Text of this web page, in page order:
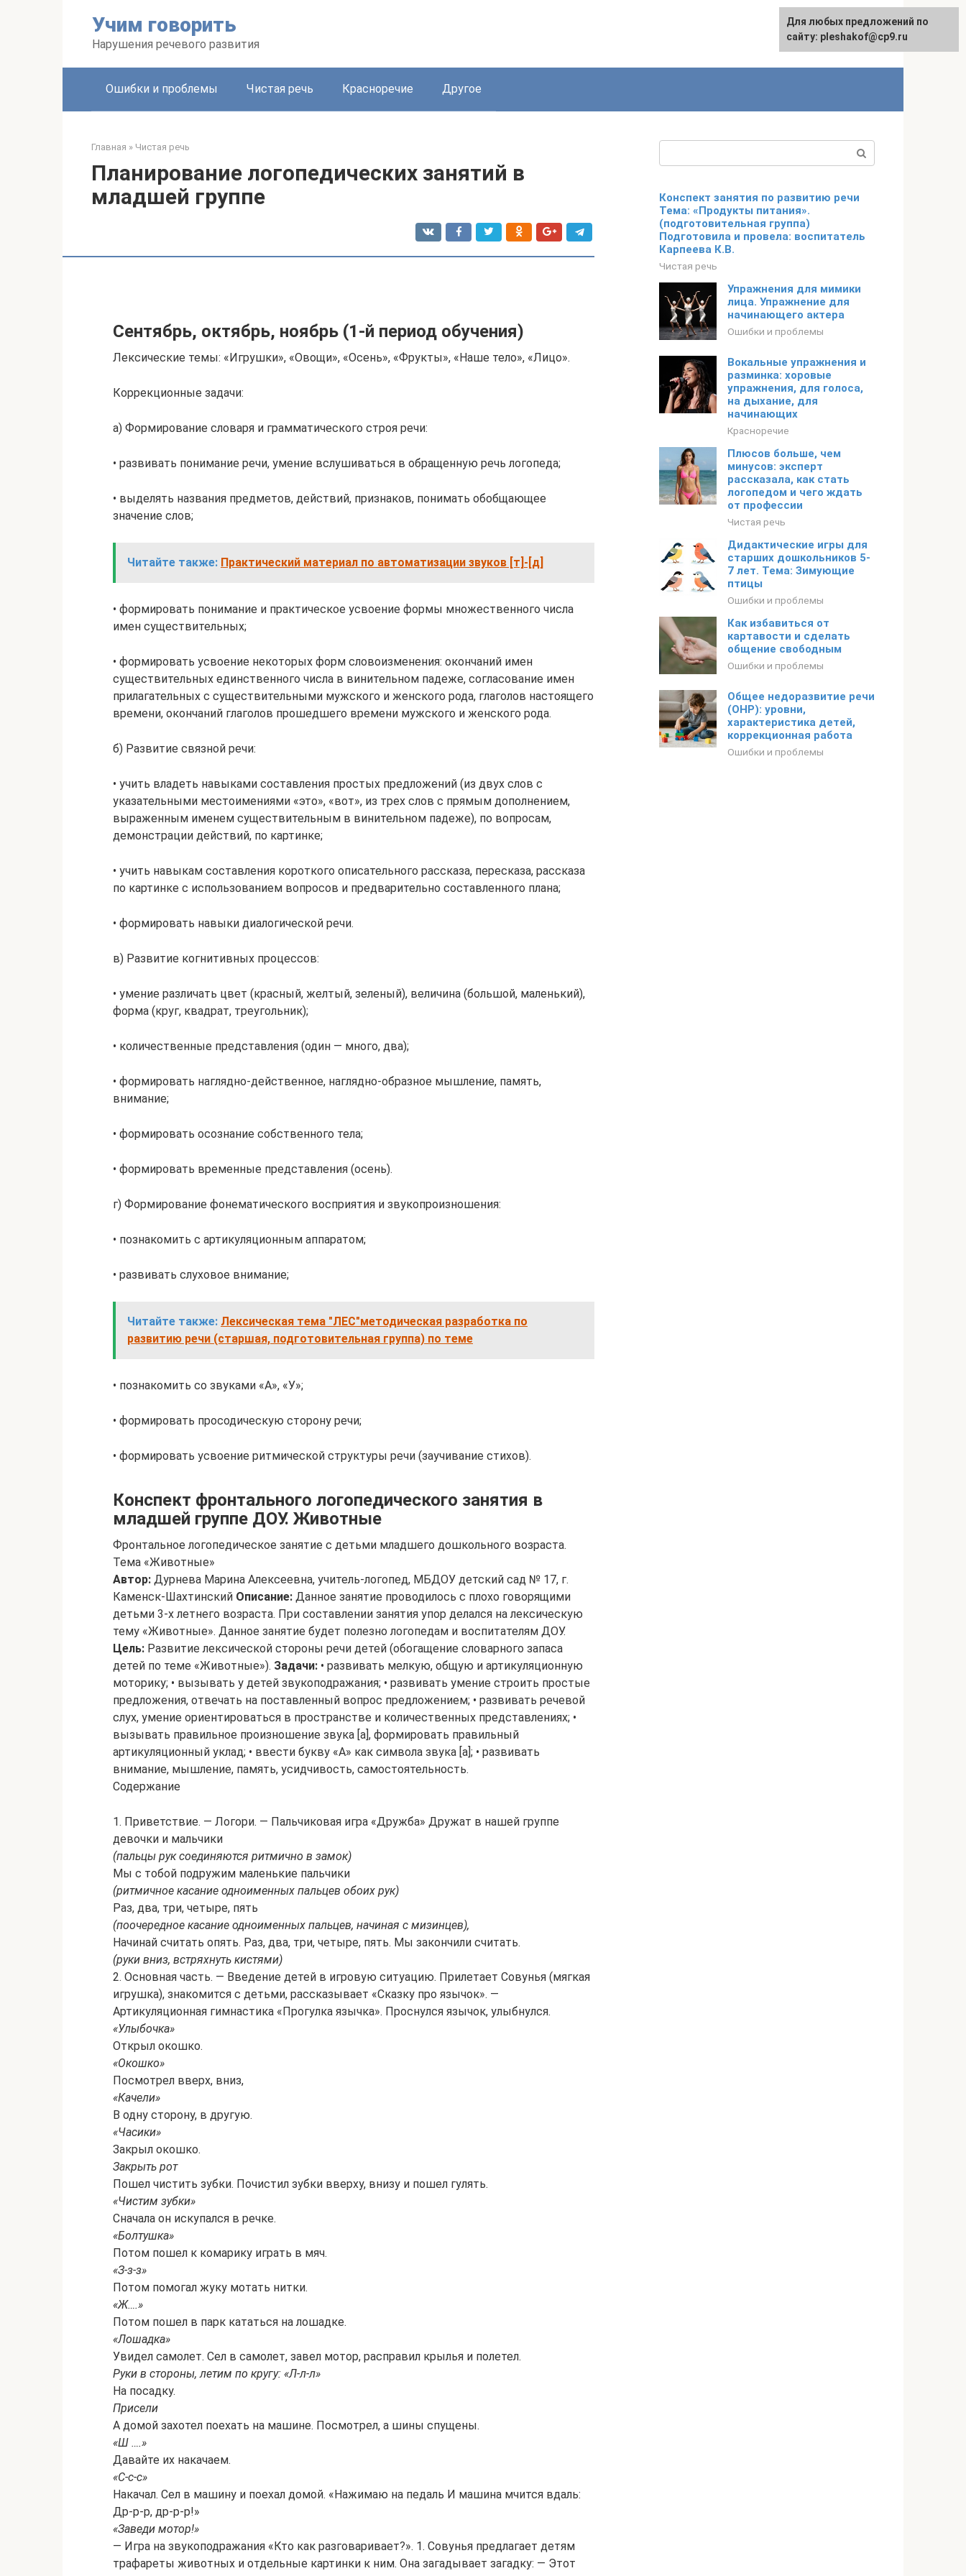
Учим говорить
Нарушения речевого развития
Ошибки и проблемы Чистая речь Красноречие Другое
Главная » Чистая речь
Планирование логопедических занятий в
младшей группе
Сентябрь, октябрь, ноябрь (1-й период обучения)
Лексические темы: «Игрушки», «Овощи», «Осень», «Фрукты», «Наше тело», «Лицо».
Коррекционные задачи:
а) Формирование словаря и грамматического строя речи:
• развивать понимание речи, умение вслушиваться в обращен­ную речь логопеда;
• выделять названия предметов, действий, признаков, пони­мать обобщающее
значение слов;
Читайте также: Практический материал по автоматизации звуков [т]-[д]
• формировать понимание и практическое усвоение формы множественного числа
имен существительных;
• формировать усвоение некоторых форм словоизменения: окончаний имен
существительных единственного числа в винительном падеже, согласование имен
прилагательных с существительными мужского и женского рода, глаголов настоящего
времени, окончаний глаголов прошедшего вре­мени мужского и женского рода.
б) Развитие связной речи:
• учить владеть навыками составления простых предложений (из двух слов с
указательными местоимениями «это», «вот», из трех слов с прямым дополнением,
выраженным име­нем существительным в винительном падеже), по вопросам,
демонстрации действий, по картинке;
• учить навыкам составления короткого описательного рас­сказа, пересказа, рассказа
по картинке с использованием вопросов и предварительно составленного плана;
• формировать навыки диалогической речи.
в) Развитие когнитивных процессов:
• умение различать цвет (красный, желтый, зеленый), величина (большой, маленький),
форма (круг, квадрат, треугольник);
• количественные представления (один — много, два);
• формировать наглядно-действенное, наглядно-образное мышление, память,
внимание;
• формировать осознание собственного тела;
• формировать временные представления (осень).
г) Формирование фонематического восприятия и звукопроизношения:
• познакомить с артикуляционным аппаратом;
• развивать слуховое внимание;
Читайте также: Лексическая тема "ЛЕС"методическая разработка по
развитию речи (старшая, подготовительная группа) по теме
• познакомить со звуками «А», «У»;
• формировать просодическую сторону речи;
• формировать усвоение ритмической структуры речи (заучива­ние стихов).
Конспект фронтального логопедического занятия в
младшей группе ДОУ. Животные
Фронтальное логопедическое занятие с детьми младшего дошкольного возраста.
Тема «Животные»
Автор: Дурнева Марина Алексеевна, учитель-логопед, МБДОУ детский сад № 17, г.
Каменск-Шахтинский Описание: Данное занятие проводилось с плохо говорящими
детьми 3-х летнего возраста. При составлении занятия упор делался на лексическую
тему «Животные». Данное занятие будет полезно логопедам и воспитателям ДОУ.
Цель: Развитие лексической стороны речи детей (обогащение словарного запаса
детей по теме «Животные»). Задачи: • развивать мелкую, общую и артикуляционную
моторику; • вызывать у детей звукоподражания; • развивать умение строить простые
предложения, отвечать на поставленный вопрос предложением; • развивать речевой
слух, умение ориентироваться в пространстве и количественных представлениях; •
вызывать правильное произношение звука [а], формировать правильный
артикуляционный уклад; • ввести букву «А» как символа звука [а]; • развивать
внимание, мышление, память, усидчивость, самостоятельность.
Содержание
1. Приветствие. — Логори. — Пальчиковая игра «Дружба» Дружат в нашей группе
девочки и мальчики
(пальцы рук соединяются ритмично в замок)
Мы с тобой подружим маленькие пальчики
(ритмичное касание одноименных пальцев обоих рук)
Раз, два, три, четыре, пять
(поочередное касание одноименных пальцев, начиная с мизинцев),
Начинай считать опять. Раз, два, три, четыре, пять. Мы закончили считать.
(руки вниз, встряхнуть кистями)
2. Основная часть. — Введение детей в игровую ситуацию. Прилетает Совунья (мягкая
игрушка), знакомится с детьми, рассказывает «Сказку про язычок». —
Артикуляционная гимнастика «Прогулка язычка». Проснулся язычок, улыбнулся.
«Улыбочка»
Открыл окошко.
«Окошко»
Посмотрел вверх, вниз,
«Качели»
В одну сторону, в другую.
«Часики»
Закрыл окошко.
Закрыть рот
Пошел чистить зубки. Почистил зубки вверху, внизу и пошел гулять.
«Чистим зубки»
Сначала он искупался в речке.
«Болтушка»
Потом пошел к комарику играть в мяч.
«З-з-з»
Потом помогал жуку мотать нитки.
«Ж….»
Потом пошел в парк кататься на лошадке.
«Лошадка»
Увидел самолет. Сел в самолет, завел мотор, расправил крылья и полетел.
Руки в стороны, летим по кругу: «Л-л-л»
На посадку.
Присели
А домой захотел поехать на машине. Посмотрел, а шины спущены.
«Ш ….»
Давайте их накачаем.
«С-с-с»
Накачал. Сел в машину и поехал домой. «Нажимаю на педаль И машина мчится вдаль:
Др-р-р, др-р-р!»
«Заведи мотор!»
— Игра на звукоподражания «Кто как разговаривает?». 1. Совунья предлагает детям
трафареты животных и отдельные картинки к ним. Она загадывает загадку: — Этот
Конспект занятия по развитию речи
Тема: «Продукты питания».
(подготовительная группа)
Подготовила и провела: воспитатель
Карпеева К.В.
Чистая речь
Упражнения для мимики
лица. Упражнение для
начинающего актера
Ошибки и проблемы
Вокальные упражнения и
разминка: хоровые
упражнения, для голоса,
на дыхание, для
начинающих
Красноречие
Плюсов больше, чем
минусов: эксперт
рассказала, как стать
логопедом и чего ждать
от профессии
Чистая речь
Дидактические игры для
старших дошкольников 5-
7 лет. Тема: Зимующие
птицы
Ошибки и проблемы
Как избавиться от
картавости и сделать
общение свободным
Ошибки и проблемы
Общее недоразвитие речи
(ОНР): уровни,
характеристика детей,
коррекционная работа
Ошибки и проблемы
Для любых предложений по
сайту: pleshakof@cp9.ru